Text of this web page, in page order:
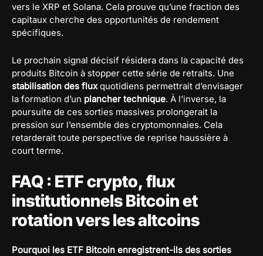
vers le XRP et Solana. Cela prouve qu’une fraction des
capitaux cherche des opportunités de rendement
spécifiques.
Le prochain signal décisif résidera dans la capacité des
produits Bitcoin à stopper cette série de retraits. Une
stabilisation des fluxquotidiens permettrait d’envisager
la formation d’un plancher technique. À l’inverse, la
poursuite de ces sorties massives prolongerait la
pression sur l’ensemble des cryptomonnaies. Cela
retarderait toute perspective de reprise haussière à
court terme.
FAQ : ETF crypto, flux
institutionnels Bitcoin et
rotation vers les altcoins
Pourquoi les ETF Bitcoin enregistrent-ils des sorties